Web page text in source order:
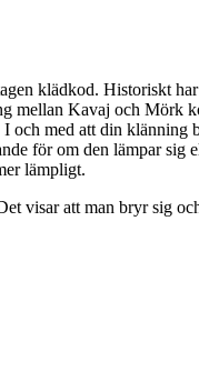
klädkod. Historiskt
mellan Kavaj och
med att din klänning
för om den lämpar sig
lämpligt.
visar att man bryr sig